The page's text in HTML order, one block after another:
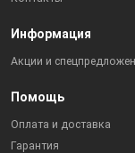
Информация
Акции и
Помощь
Оплата и доставка
Гарантия